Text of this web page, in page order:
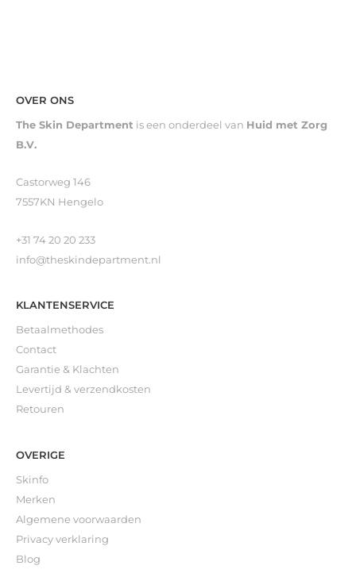
OVER ONS
The Skin Department is een onderdeel van Huid met Zorg
B.V.
Castorweg 146
7557KN Hengelo
+31 74 20 20 233
info@theskindepartment.nl
KLANTENSERVICE
Betaalmethodes
Contact
Garantie & Klachten
Levertijd & verzendkosten
Retouren
OVERIGE
Skinfo
Merken
Algemene voorwaarden
Privacy verklaring
Blog